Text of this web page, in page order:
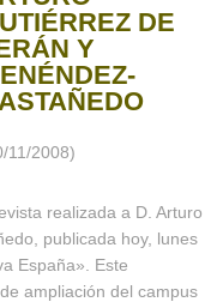
DE
Y
11/2008)
realizada a D. Arturo
publicada hoy, lunes
España». Este
ampliación del campus